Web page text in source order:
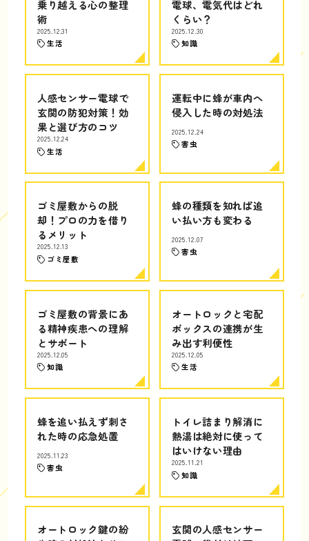
乗り越える心の整理
術
2025.12.31
生活
電球、電気代はどれ
くらい？
2025.12.30
知識
人感センサー電球で
玄関の防犯対策！効
果と選び方のコツ
2025.12.24
生活
運転中に蜂が車内へ
侵入した時の対処法
2025.12.24
害虫
ゴミ屋敷からの脱
却！プロの力を借り
るメリット
2025.12.13
ゴミ屋敷
蜂の種類を知れば追
い払い方も変わる
2025.12.07
害虫
ゴミ屋敷の背景にあ
る精神疾患への理解
とサポート
2025.12.05
知識
オートロックと宅配
ボックスの連携が生
み出す利便性
2025.12.05
生活
蜂を追い払えず刺さ
れた時の応急処置
2025.11.23
害虫
トイレ詰まり解消に
熱湯は絶対に使って
はいけない理由
2025.11.21
知識
オートロック鍵の紛
玄関の人感センサー